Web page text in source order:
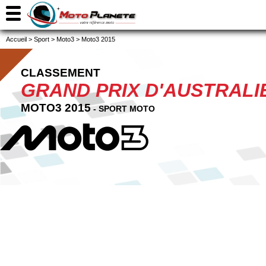
Accueil > Sport > Moto3 > Moto3 2015
CLASSEMENT
GRAND PRIX
MOTO3 2015- SPORT MOTO